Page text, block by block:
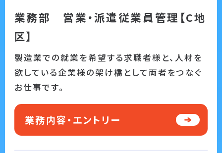
業務部 営業・派遣従業員管理【C地
区】
製造業での就業を希望する求職者様と、人材を
欲している企業様の架け橋として両者をつなぐ
お仕事です。
業務内容・エントリー